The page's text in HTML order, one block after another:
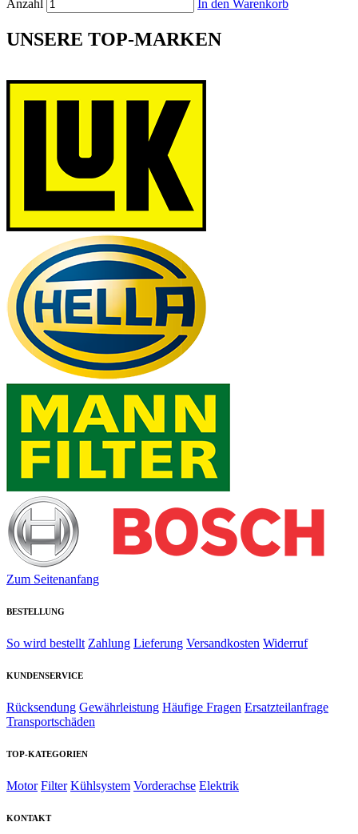
Anzahl
In den Warenkorb
UNSERE TOP-MARKEN
Zum Seitenanfang
BESTELLUNG
So wird bestellt Zahlung Lieferung Versandkosten Widerruf
KUNDENSERVICE
Rücksendung Gewährleistung Häufige Fragen Ersatzteilanfrage
Transportschäden
TOP-KATEGORIEN
Motor Filter Kühlsystem Vorderachse Elektrik
KONTAKT